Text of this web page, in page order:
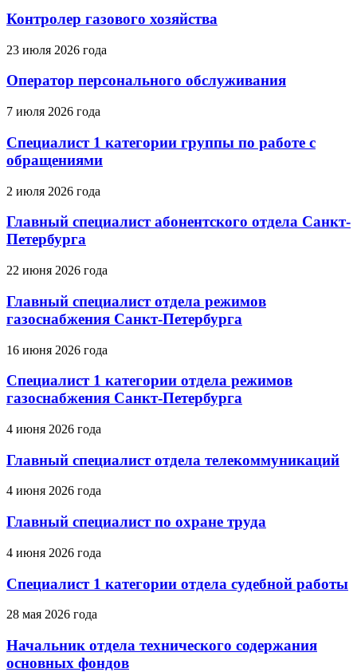
Контролер газового хозяйства
23 июля 2026 года
Оператор персонального обслуживания
7 июля 2026 года
Специалист 1 категории группы по работе с
обращениями
2 июля 2026 года
Главный специалист абонентского отдела Санкт-
Петербурга
22 июня 2026 года
Главный специалист отдела режимов
газоснабжения Санкт-Петербурга
16 июня 2026 года
Специалист 1 категории отдела режимов
газоснабжения Санкт-Петербурга
4 июня 2026 года
Главный специалист отдела телекоммуникаций
4 июня 2026 года
Главный специалист по охране труда
4 июня 2026 года
Специалист 1 категории отдела судебной работы
28 мая 2026 года
Начальник отдела технического содержания
основных фондов